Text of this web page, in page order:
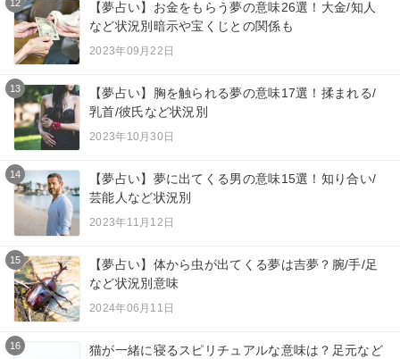
12
【夢占い】お金をもらう夢の意味26選！大金/知人
など状況別暗示や宝くじとの関係も
2023年09月22日
13
【夢占い】胸を触られる夢の意味17選！揉まれる/
乳首/彼氏など状況別
2023年10月30日
14
【夢占い】夢に出てくる男の意味15選！知り合い/
芸能人など状況別
2023年11月12日
15
【夢占い】体から虫が出てくる夢は吉夢？腕/手/足
など状況別意味
2024年06月11日
16
猫が一緒に寝るスピリチュアルな意味は？足元など